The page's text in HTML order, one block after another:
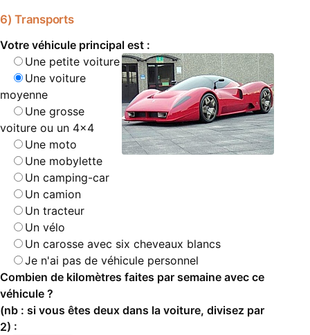
6) Transports
Votre véhicule principal est :
Une petite voiture
Une voiture
moyenne
Une grosse
voiture ou un 4x4
Une moto
Une mobylette
Un camping-car
Un camion
Un tracteur
Un vélo
Un carosse avec six cheveaux blancs
Je n'ai pas de véhicule personnel
Combien de kilomètres faites par semaine avec ce
véhicule ?
(nb : si vous êtes deux dans la voiture, divisez par
2) :